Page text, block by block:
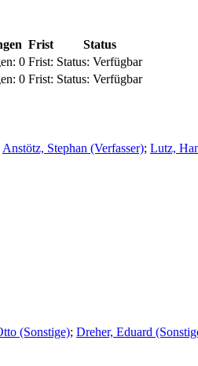
Frist
Status
0 Frist: Status: Verfügbar
0 Frist: Status: Verfügbar
Anstötz, Stephan (Verfasser); Lutz,
(Sonstige); Dreher, Eduard